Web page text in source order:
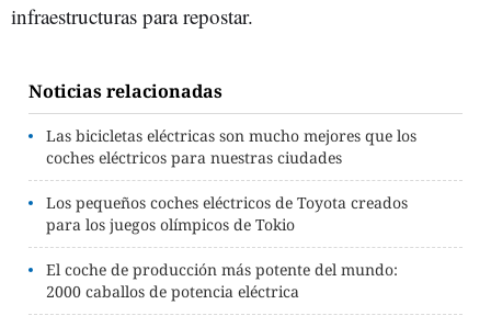
infraestructuras para repostar.
Noticias relacionadas
Las bicicletas eléctricas son mucho mejores que los
coches eléctricos para nuestras ciudades
Los pequeños coches eléctricos de Toyota creados
para los juegos olímpicos de Tokio
El coche de producción más potente del mundo:
2000 caballos de potencia eléctrica